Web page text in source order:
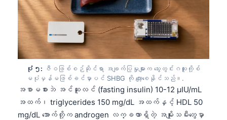
ပုံ ၅: ဇီဝဖြစ်စဉ်ဆိုင်ရာ အချက်ပြမှုများက သွေးတွင်းဂလူးကို့စ်
မပုံမှန်မဖြစ်ခင်မှာပင် SHBG ကို လျော့စေနိုင်သည်။.
အစာမစားဘဲ အင်ဆူလင် (fasting insulin) 10-12 µIU/mL
အထက်၊ triglycerides 150 mg/dL အထက်နှင့် HDL 50
mg/dL အောက်တို့က androgen လက္ခဏာရှိတဲ့ အမျိုးသမီးတွေမှာ